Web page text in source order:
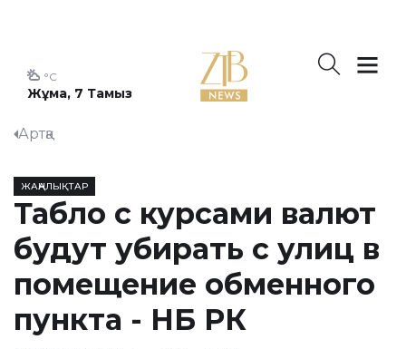
Жұма, 7 Тамыз
°C
Артқа
ЖАҢАЛЫҚТАР
Табло с курсами валют
будут убирать с улиц в
помещение обменного
пункта - НБ РК